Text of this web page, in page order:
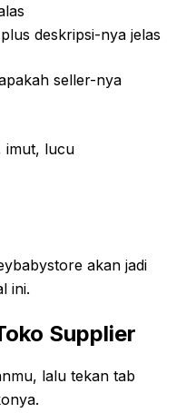
deskripsi-nya jelas
seller-nya
imut, lucu
akan jadi
ini.
Supplier
lalu tekan tab